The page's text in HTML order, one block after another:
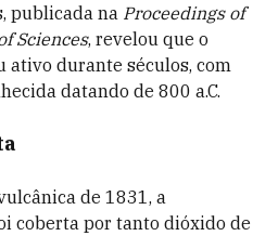
publicada na Proceedings of
Sciences, revelou que o
durante séculos, com
datando de 800 a.C.
de 1831, a
coberta por tanto dióxido de